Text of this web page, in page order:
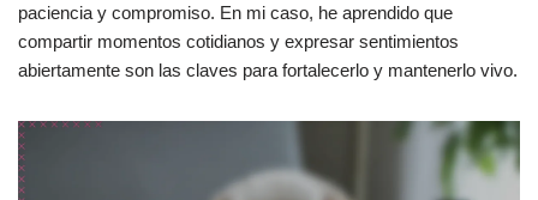
paciencia y compromiso. En mi caso, he aprendido que
compartir momentos cotidianos y expresar sentimientos
abiertamente son las claves para fortalecerlo y mantenerlo vivo.